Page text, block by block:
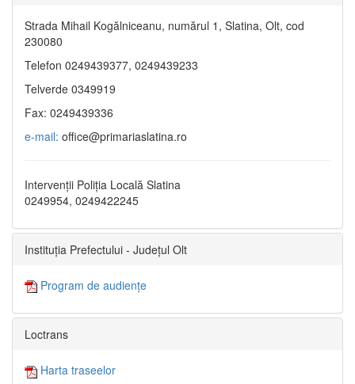
Strada Mihail Kogălniceanu, numărul 1, Slatina, Olt, cod
230080
Telefon 0249439377, 0249439233
Telverde 0349919
Fax: 0249439336
e-mail: office@primariaslatina.ro
Intervenții Poliția Locală Slatina
0249954, 0249422245
Instituția Prefectului - Județul Olt
Program de audiențe
Loctrans
Harta traseelor